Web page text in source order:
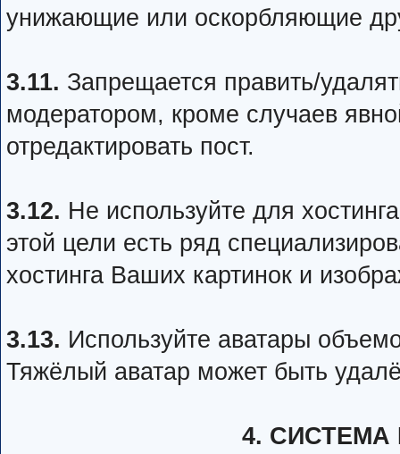
унижающие или оскорбляющие
3.11. Запрещается править/
модератором, кроме случаев
отредактировать пост.
3.12. Не используйте для
этой цели есть ряд
хостинга Ваших картинок и
3.13. Используйте аватары
Тяжёлый аватар может быть
4.